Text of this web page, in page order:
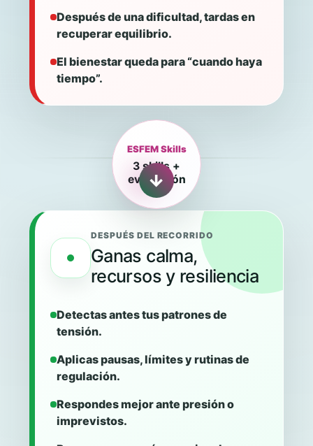
Después de una dificultad, tardas en
recuperar equilibrio.
El bienestar queda para “cuando haya
tiempo”.
ESFEM Skills
3 skills +
evaluación
→
DESPUÉS DEL RECORRIDO
Ganas calma,
recursos y resiliencia
Detectas antes tus patrones de
tensión.
Aplicas pausas, límites y rutinas de
regulación.
Respondes mejor ante presión o
imprevistos.